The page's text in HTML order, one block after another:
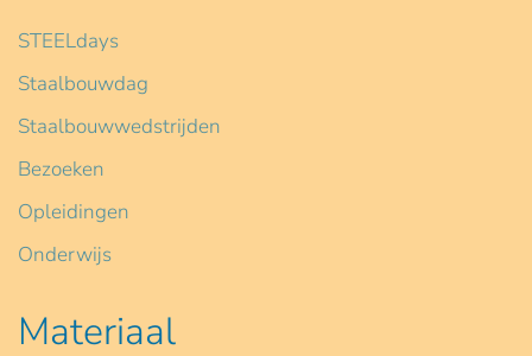
STEELdays
Staalbouwdag
Staalbouwwedstrijden
Bezoeken
Opleidingen
Onderwijs
Materiaal